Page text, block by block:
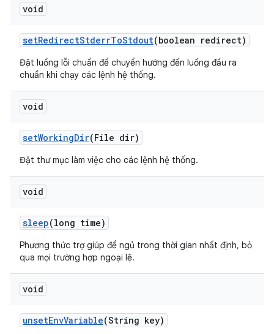
void
setRedirectStderrToStdout(boolean redirect)
Đặt luồng lỗi chuẩn để chuyển hướng đến luồng đầu ra
chuẩn khi chạy các lệnh hệ thống.
void
setWorkingDir(File dir)
Đặt thư mục làm việc cho các lệnh hệ thống.
void
sleep(long time)
Phương thức trợ giúp để ngủ trong thời gian nhất định, bỏ
qua mọi trường hợp ngoại lệ.
void
unsetEnvVariable(String key)